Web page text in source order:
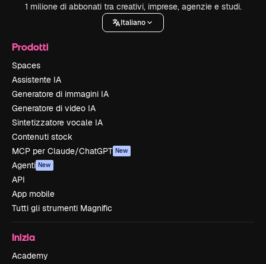
1 milione di abbonati tra creativi, imprese, agenzie e studi.
Italiano
Prodotti
Spaces
Assistente IA
Generatore di immagini IA
Generatore di video IA
Sintetizzatore vocale IA
Contenuti stock
MCP per Claude/ChatGPT New
Agenti New
API
App mobile
Tutti gli strumenti Magnific
Inizia
Academy